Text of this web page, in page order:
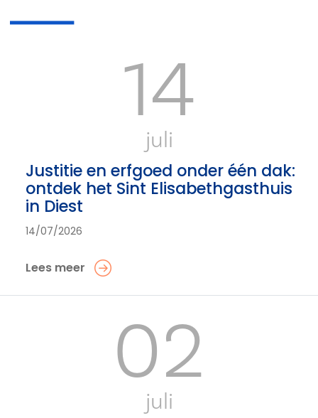
14
juli
Justitie en erfgoed onder één dak:
ontdek het Sint Elisabethgasthuis
in Diest
14/07/2026
Lees meer
02
juli